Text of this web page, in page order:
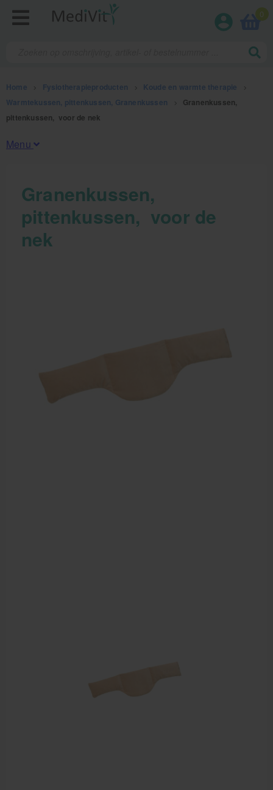
0
Home Fysiotherapieproducten Koude en warmte therapie
Warmtekussen, pittenkussen, Granenkussen
Granenkussen,
pittenkussen, voor de nek
Menu
Fysiotherapieproducten
Oefentherapie
Koude en warmte therapie
Massagetafels
Granenkussen,
pittenkussen, voor de
nek